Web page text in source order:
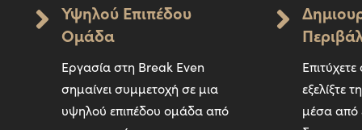
Υψηλού Επιπέδου
Ομάδα
Εργασία στη Break Even
σημαίνει συμμετοχή σε μια
υψηλού επιπέδου ομάδα από
εξελίξτε
μέσα από